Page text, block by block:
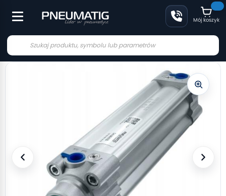
Mój koszyk